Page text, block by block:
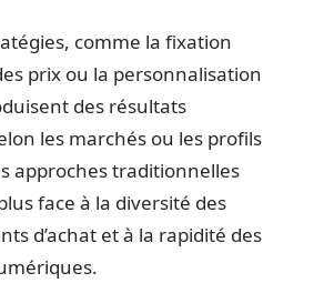
comme la fixation
prix ou la personnalisation
des résultats
les marchés ou les profils
approches traditionnelles
face à la diversité des
d’achat et à la rapidité des